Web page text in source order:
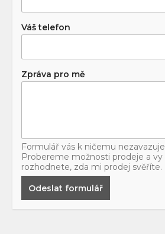
Váš telefon
Zpráva pro mě
Formulář vás k ničemu
Probereme možnosti prodeje a vy
rozhodnete, zda mi prodej svěříte.
Odeslat formulář